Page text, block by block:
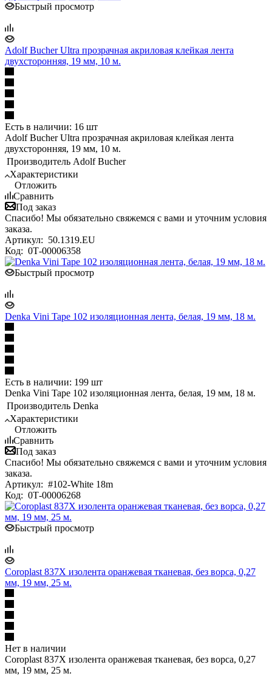
Быстрый просмотр
Adolf Bucher Ultra прозрачная акриловая клейкая лента
двухсторонняя, 19 мм, 10 м.
Есть в наличии: 16 шт
Adolf Bucher Ultra прозрачная акриловая клейкая лента
двухсторонняя, 19 мм, 10 м.
Производитель Adolf Bucher
Характеристики
Отложить
Сравнить
Под заказ
Спасибо! Мы обязательно свяжемся с вами и уточним условия
заказа.
Артикул: 50.1319.EU
Код: 0Т-00006358
Быстрый просмотр
Denka Vini Tape 102 изоляционная лента, белая, 19 мм, 18 м.
Есть в наличии: 199 шт
Denka Vini Tape 102 изоляционная лента, белая, 19 мм, 18 м.
Производитель Denka
Характеристики
Отложить
Сравнить
Под заказ
Спасибо! Мы обязательно свяжемся с вами и уточним условия
заказа.
Артикул: #102-White 18m
Код: 0Т-00006268
Быстрый просмотр
Coroplast 837X изолента оранжевая тканевая, без ворса, 0,27
мм, 19 мм, 25 м.
Нет в наличии
Coroplast 837X изолента оранжевая тканевая, без ворса, 0,27
мм, 19 мм, 25 м.